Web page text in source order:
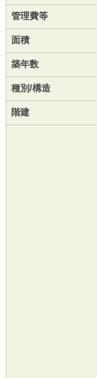
管理費等
面積
築年数
種別/構造
階建